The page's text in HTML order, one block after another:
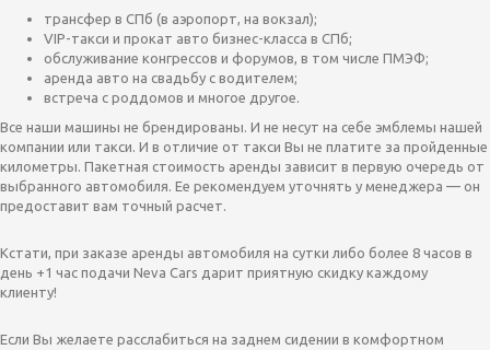
трансфер в СПб (в аэропорт, на вокзал);
VIP-такси и прокат авто бизнес-класса в СПб;
обслуживание конгрессов и форумов, в том числе ПМЭФ;
аренда авто на свадьбу с водителем;
встреча с роддомов и многое другое.
Все наши машины не брендированы. И не несут на себе эмблемы нашей
компании или такси. И в отличие от такси Вы не платите за пройденные
километры. Пакетная стоимость аренды зависит в первую очередь от
выбранного автомобиля. Ее рекомендуем уточнять у менеджера — он
предоставит вам точный расчет.
Кстати, при заказе аренды автомобиля на сутки либо более 8 часов в
день +1 час подачи Neva Cars дарит приятную скидку каждому
клиенту!
Если Вы желаете расслабиться на заднем сидении в комфортном